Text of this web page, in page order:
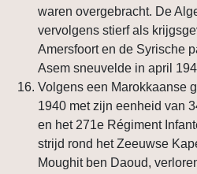
waren overgebracht. De
vervolgens stierf als
Amersfoort en de Syrische
Asem sneuvelde in april
Volgens een Marokkaanse
1940 met zijn eenheid van
en het 271e Régiment
strijd rond het Zeeuwse
Moughit ben Daoud,